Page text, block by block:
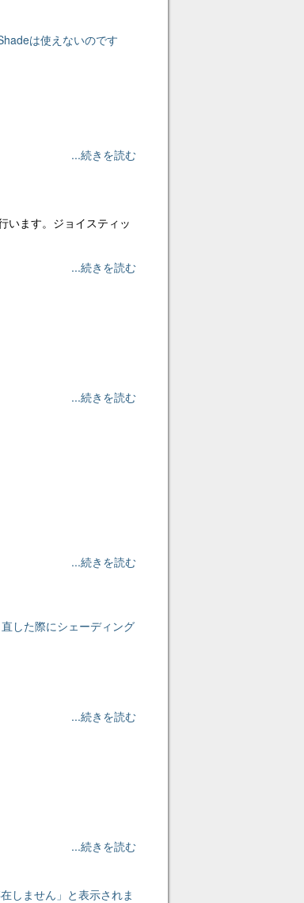
は使えないのです
...続きを読む
います。ジョイスティッ
...続きを読む
...続きを読む
...続きを読む
した際にシェーディング
...続きを読む
...続きを読む
しません」と表示されま